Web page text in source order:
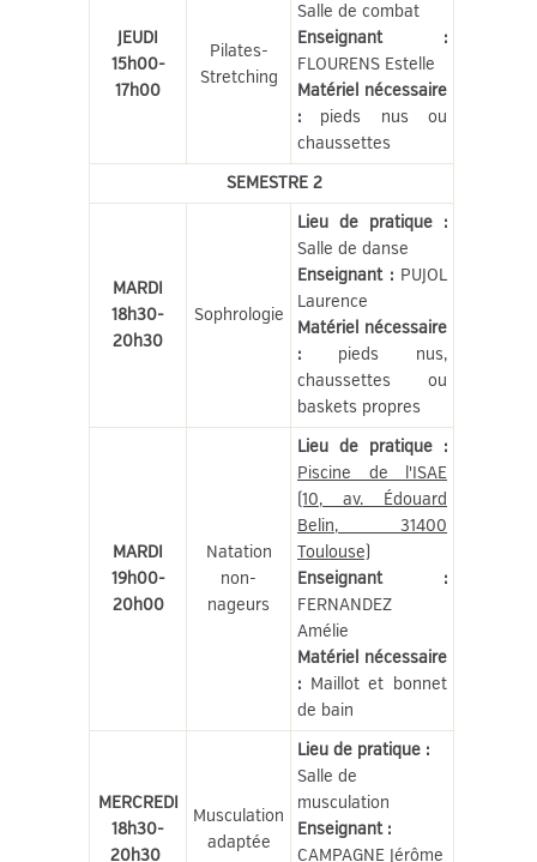
JEUDI
15h00-
17h00
Pilates-
Stretching
Salle de combat
Enseignant :
FLOURENS Estelle
Matériel nécessaire
: pieds nus ou
chaussettes
SEMESTRE 2
MARDI
18h30-
20h30
Sophrologie
Lieu de pratique :
Salle de danse
Enseignant : PUJOL
Laurence
Matériel nécessaire
: pieds nus,
chaussettes ou
baskets propres
MARDI
19h00-
20h00
Natation
non-
nageurs
Lieu de pratique :
Piscine de l'ISAE
(10, av. Édouard
Belin, 31400
Toulouse)
Enseignant :
FERNANDEZ
Amélie
Matériel nécessaire
: Maillot et bonnet
de bain
MERCREDI
18h30-
20h30
Musculation
adaptée
Lieu de pratique :
Salle de
musculation
Enseignant :
CAMPAGNE Jérôme